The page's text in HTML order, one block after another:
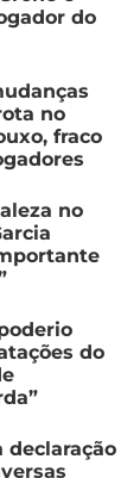
do
no
fraco
no
do
declaração